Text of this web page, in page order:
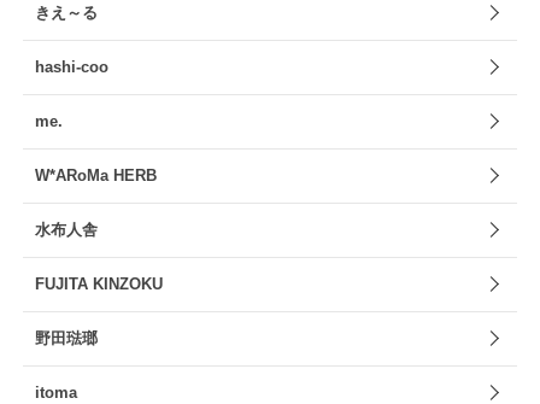
きえ～る
hashi-coo
me.
W*ARoMa HERB
水布人舎
FUJITA KINZOKU
野田琺瑯
itoma